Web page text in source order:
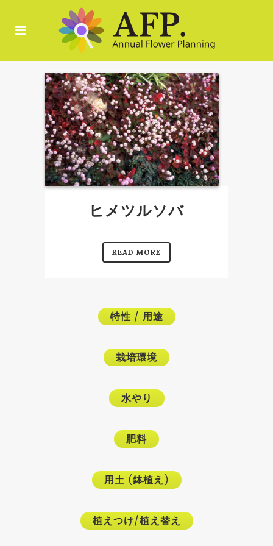
ヒメツルソバ
READ MORE
特性/ 用途
栽培環境
水やり
肥料
用土 (鉢植え)
植えつけ/植え替え